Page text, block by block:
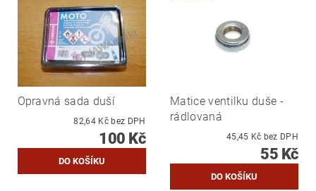
Opravná sada duší
82,64 Kč bez DPH
100 Kč
Matice ventilku duše -
rádlovaná
45,45 Kč bez DPH
55 Kč